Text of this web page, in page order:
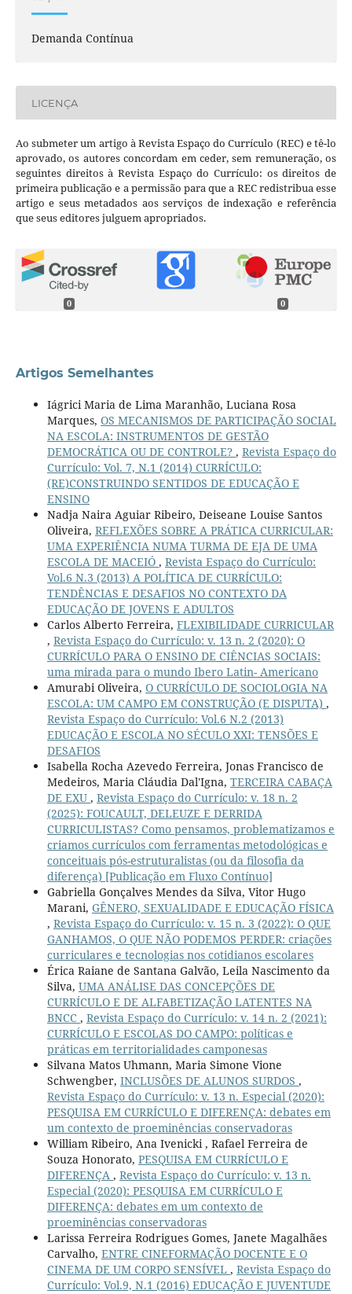
Demanda Contínua
LICENÇA
Ao submeter um artigo à Revista Espaço do Currículo (REC) e tê-lo
aprovado, os autores concordam em ceder, sem remuneração, os
seguintes direitos à Revista Espaço do Currículo: os direitos de
primeira publicação e a permissão para que a REC redistribua esse
artigo e seus metadados aos serviços de indexação e referência
que seus editores julguem apropriados.
0 0
Artigos Semelhantes
Iágrici Maria de Lima Maranhão, Luciana Rosa
Marques, OS MECANISMOS DE PARTICIPAÇÃO SOCIAL
NA ESCOLA: INSTRUMENTOS DE GESTÃO
DEMOCRÁTICA OU DE CONTROLE? , Revista Espaço do
Currículo: Vol. 7, N.1 (2014) CURRÍCULO:
(RE)CONSTRUINDO SENTIDOS DE EDUCAÇÃO E
ENSINO
Nadja Naira Aguiar Ribeiro, Deiseane Louise Santos
Oliveira, REFLEXÕES SOBRE A PRÁTICA CURRICULAR:
UMA EXPERIÊNCIA NUMA TURMA DE EJA DE UMA
ESCOLA DE MACEIÓ , Revista Espaço do Currículo:
Vol.6 N.3 (2013) A POLÍTICA DE CURRÍCULO:
TENDÊNCIAS E DESAFIOS NO CONTEXTO DA
EDUCAÇÃO DE JOVENS E ADULTOS
Carlos Alberto Ferreira, FLEXIBILIDADE CURRICULAR
, Revista Espaço do Currículo: v. 13 n. 2 (2020): O
CURRÍCULO PARA O ENSINO DE CIÊNCIAS SOCIAIS:
uma mirada para o mundo Ibero Latin- Americano
Amurabi Oliveira, O CURRÍCULO DE SOCIOLOGIA NA
ESCOLA: UM CAMPO EM CONSTRUÇÃO (E DISPUTA) ,
Revista Espaço do Currículo: Vol.6 N.2 (2013)
EDUCAÇÃO E ESCOLA NO SÉCULO XXI: TENSÕES E
DESAFIOS
Isabella Rocha Azevedo Ferreira, Jonas Francisco de
Medeiros, Maria Cláudia Dal'Igna, TERCEIRA CABAÇA
DE EXU , Revista Espaço do Currículo: v. 18 n. 2
(2025): FOUCAULT, DELEUZE E DERRIDA
CURRICULISTAS? Como pensamos, problematizamos e
criamos currículos com ferramentas metodológicas e
conceituais pós-estruturalistas (ou da filosofia da
diferença) [Publicação em Fluxo Contínuo]
Gabriella Gonçalves Mendes da Silva, Vitor Hugo
Marani, GÊNERO, SEXUALIDADE E EDUCAÇÃO FÍSICA
, Revista Espaço do Currículo: v. 15 n. 3 (2022): O QUE
GANHAMOS, O QUE NÃO PODEMOS PERDER: criações
curriculares e tecnologias nos cotidianos escolares
Érica Raiane de Santana Galvão, Leila Nascimento da
Silva, UMA ANÁLISE DAS CONCEPÇÕES DE
CURRÍCULO E DE ALFABETIZAÇÃO LATENTES NA
BNCC , Revista Espaço do Currículo: v. 14 n. 2 (2021):
CURRÍCULO E ESCOLAS DO CAMPO: políticas e
práticas em territorialidades camponesas
Silvana Matos Uhmann, Maria Simone Vione
Schwengber, INCLUSÕES DE ALUNOS SURDOS ,
Revista Espaço do Currículo: v. 13 n. Especial (2020):
PESQUISA EM CURRÍCULO E DIFERENÇA: debates em
um contexto de proeminências conservadoras
William Ribeiro, Ana Ivenicki , Rafael Ferreira de
Souza Honorato, PESQUISA EM CURRÍCULO E
DIFERENÇA , Revista Espaço do Currículo: v. 13 n.
Especial (2020): PESQUISA EM CURRÍCULO E
DIFERENÇA: debates em um contexto de
proeminências conservadoras
Larissa Ferreira Rodrigues Gomes, Janete Magalhães
Carvalho, ENTRE CINEFORMAÇÃO DOCENTE E O
CINEMA DE UM CORPO SENSÍVEL , Revista Espaço do
Currículo: Vol.9, N.1 (2016) EDUCAÇÃO E JUVENTUDE